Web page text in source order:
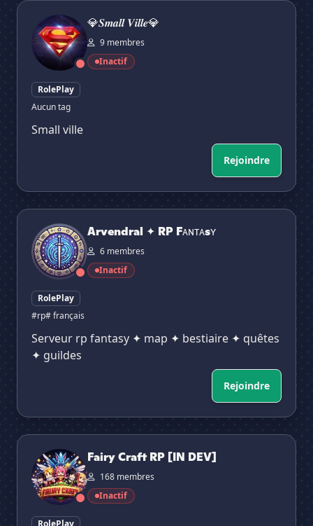
💎𝑺𝒎𝒂𝒍𝒍 𝑽𝒊𝒍𝒍𝒆💎
💎𝑺𝒎𝒂𝒍𝒍 𝑽𝒊𝒍𝒍𝒆💎
9 membres
Inactif
RolePlay
Aucun tag
Small ville
Rejoindre
Arvendral ✦ RP Fᴀɴᴛᴀsʏ
Arvendral ✦ RP Fᴀɴᴛᴀsʏ
6 membres
Inactif
RolePlay
#rp# français
Serveur rp fantasy ✦ map ✦ bestiaire ✦ quêtes
✦ guildes
Rejoindre
Fairy Craft RP [IN DEV]
Fairy Craft RP [IN DEV]
168 membres
Inactif
RolePlay